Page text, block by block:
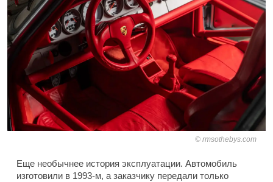
rmsothebys.com
Еще необычнее история эксплуатации. Автомобиль
изготовили в 1993-м, а заказчику передали только